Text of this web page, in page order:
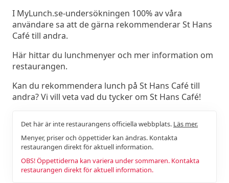
I MyLunch.se-undersökningen 100% av våra
användare sa att de gärna rekommenderar St Hans
Café till andra.
Här hittar du lunchmenyer och mer information om
restaurangen.
Kan du rekommendera lunch på St Hans Café till
andra? Vi vill veta vad du tycker om St Hans Café!
Det här är inte restaurangens officiella webbplats. Läs mer.
Menyer, priser och öppettider kan ändras. Kontakta
restaurangen direkt för aktuell information.
OBS! Öppettiderna kan variera under sommaren. Kontakta
restaurangen direkt för aktuell information.